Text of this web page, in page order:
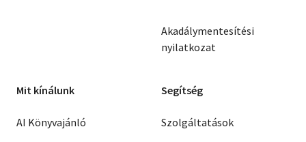
Akadálymentesítési
nyilatkozat
Mit kínálunk
AI Könyvajánló
Segítség
Szolgáltatások